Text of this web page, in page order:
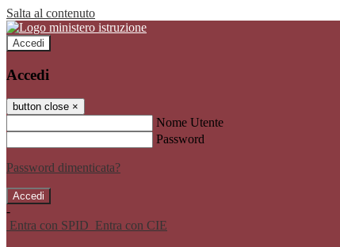
Salta al contenuto
Accedi
Accedi
button close ×
Nome Utente
Password
Password dimenticata?
-
Entra con SPID Entra con CIE